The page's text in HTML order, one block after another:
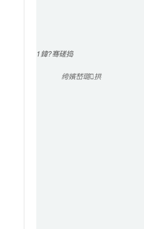
1鍏?骞磋捣
绔嬪嵆璐拱